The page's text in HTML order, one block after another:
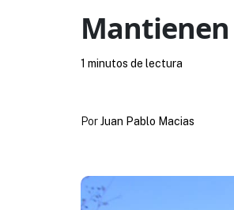
PorJuan Pablo Macias
1 minutos de lectura